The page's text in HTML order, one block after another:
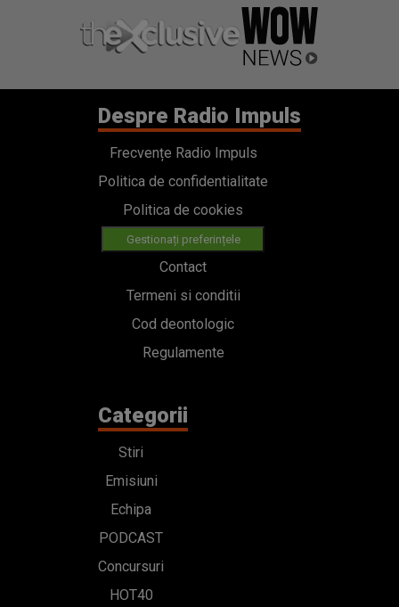
Despre Radio Impuls
Frecvențe Radio Impuls
Politica de confidentialitate
Politica de cookies
Gestionați preferințele
Contact
Termeni si conditii
Cod deontologic
Regulamente
Categorii
Stiri
Emisiuni
Echipa
PODCAST
Concursuri
HOT40